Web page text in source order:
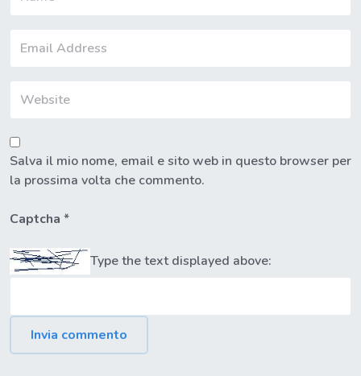
Salva il mio nome, email e sito web in questo browser per
la prossima volta che commento.
Captcha *
Type the text displayed above: